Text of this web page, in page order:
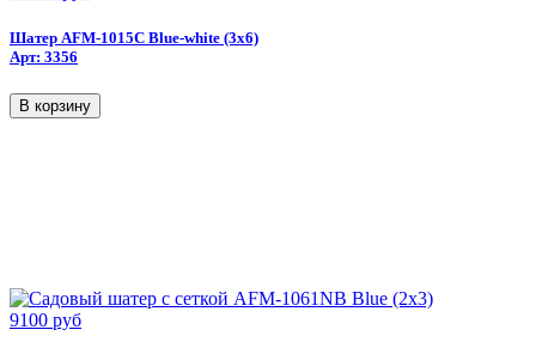
Шатер AFM-1015C Blue-white (3х6)
Арт: 3356
9100 руб